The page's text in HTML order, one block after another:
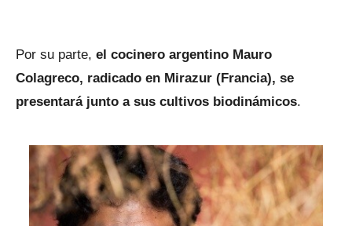
Por su parte, el cocinero argentino Mauro
Colagreco, radicado en Mirazur (Francia), se
presentará junto a sus cultivos biodinámicos.